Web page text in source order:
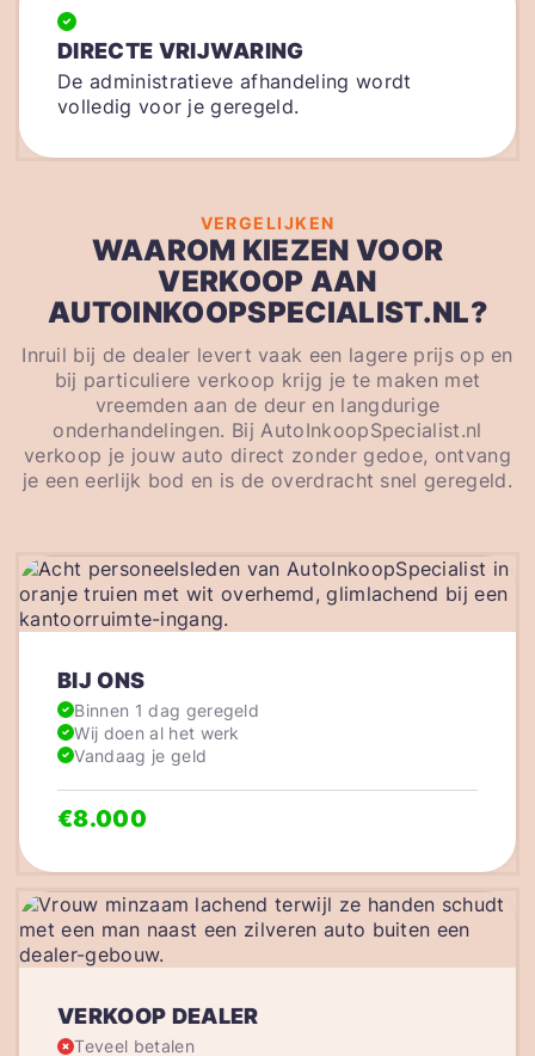
DIRECTE VRIJWARING
De administratieve afhandeling wordt
volledig voor je geregeld.
VERGELIJKEN
WAAROM KIEZEN VOOR
VERKOOP AAN
AUTOINKOOPSPECIALIST.NL?
Inruil bij de dealer levert vaak een lagere prijs op en
bij particuliere verkoop krijg je te maken met
vreemden aan de deur en langdurige
onderhandelingen. Bij AutoInkoopSpecialist.nl
verkoop je jouw auto direct zonder gedoe, ontvang
je een eerlijk bod en is de overdracht snel geregeld.
VERKOOP DEALER
Teveel betalen
BIJ ONS
Binnen 1 dag geregeld
Wij doen al het werk
Vandaag je geld
€8.000